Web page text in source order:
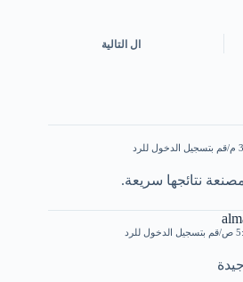
ال التالية
قم بتسجيل الدخول للرد
نتائجها سريعة.
قم بتسجيل الدخول للرد